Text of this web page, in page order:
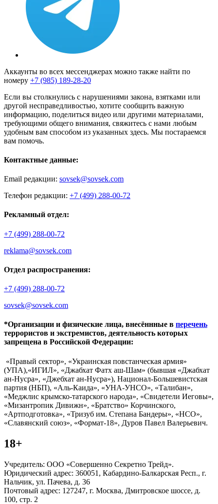
Аккаунты во всех мессенджерах можно также найти по
номеру +7 (985) 189-28-20
Если вы столкнулись с нарушениями закона, взятками или
другой несправедливостью, хотите сообщить важную
информацию, поделиться видео или другими материалами,
требующими общего внимания, свяжитесь с нами любым
удобным вам способом из указанных здесь. Мы постараемся
вам помочь.
Контактные данные:
Email редакции: sovsek@sovsek.com
Телефон редакции: +7 (499) 288-00-72
Рекламный отдел:
+7 (499) 288-00-72
reklama@sovsek.com
Отдел распространения:
+7 (499) 288-00-72
sovsek@sovsek.com
*Организации и физические лица, внесённные в перечень
террористов и экстремистов, деятельность которых
запрещена в Российской Федерации:
«Правый сектор», «Украинская повстанческая армия»
(УПА),«ИГИЛ», «Джабхат Фатх аш-Шам» (бывшая «Джабхат
ан-Нусра», «Джебхат ан-Нусра»), Национал-Большевистская
партия (НБП), «Аль-Каида», «УНА-УНСО», «Талибан»,
«Меджлис крымско-татарского народа», «Свидетели Иеговы»,
«Мизантропик Дивижн», «Братство» Корчинского,
«Артподготовка», «Тризуб им. Степана Бандеры», «НСО»,
«Славянский союз», «Формат-18», Дуров Павел Валерьевич.
18+
Учредитель: ООО «Совершенно Секретно Трейд».
Юридический адрес: 360051, Кабардино-Балкарская Респ., г.
Нальчик, ул. Пачева, д. 36
Почтовый адрес: 127247, г. Москва, Дмитровское шоссе, д.
100, стр. 2